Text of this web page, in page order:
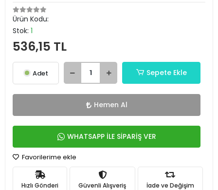
Ürün Kodu:
Stok: 1
536,15 TL
Adet Sepete Ekle
Hemen Al
WHATSAPP İLE SİPARİŞ VER
Favorilerime ekle
Hızlı Gönderi Güvenli Alışveriş İade ve Değişim